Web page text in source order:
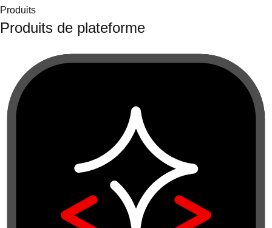
Produits
Produits de plateforme